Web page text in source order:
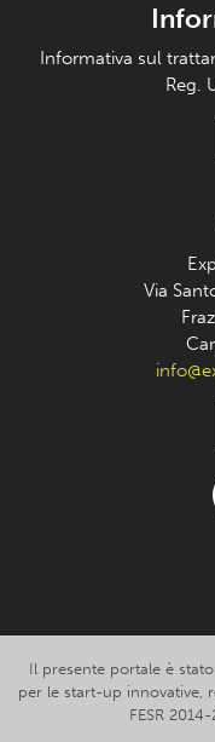
Informativa sul
Reg.
Via
Il presente portale è
per le start-up innovative,
FESR